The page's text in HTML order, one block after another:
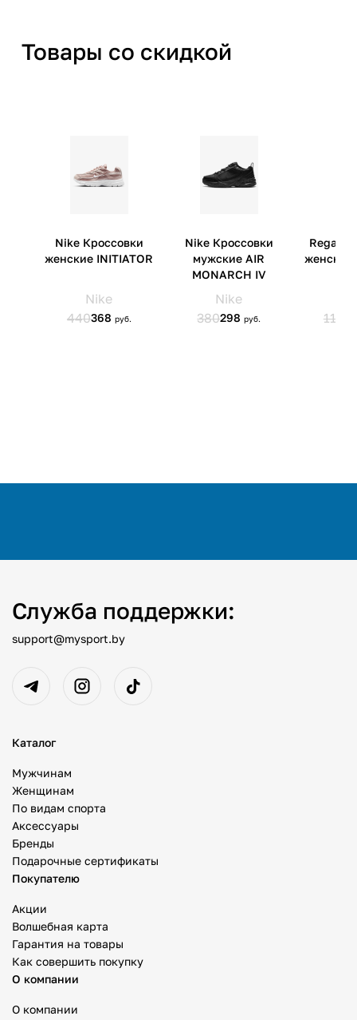
Товары со скидкой
Служба поддержки:
support@mysport.by
Каталог
Мужчинам
Женщинам
По видам спорта
Аксессуары
Бренды
Подарочные сертификаты
Покупателю
Акции
Волшебная карта
Гарантия на товары
Как совершить покупку
О компании
О компании